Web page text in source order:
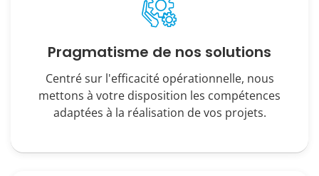
Pragmatisme de nos solutions
Centré sur l'efficacité opérationnelle, nous
mettons à votre disposition les compétences
adaptées à la réalisation de vos projets.